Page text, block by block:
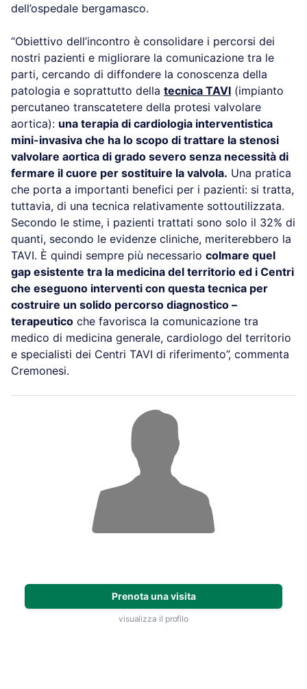
dell’ospedale bergamasco.
“Obiettivo dell’incontro è consolidare i percorsi dei
nostri pazienti e migliorare la comunicazione tra le
parti, cercando di diffondere la conoscenza della
patologia e soprattutto della tecnica TAVI (impianto
percutaneo transcatetere della protesi valvolare
aortica): una terapia di cardiologia interventistica
mini-invasiva che ha lo scopo di trattare la stenosi
valvolare aortica di grado severo senza necessità di
fermare il cuore per sostituire la valvola. Una pratica
che porta a importanti benefici per i pazienti: si tratta,
tuttavia, di una tecnica relativamente sottoutilizzata.
Secondo le stime, i pazienti trattati sono solo il 32% di
quanti, secondo le evidenze cliniche, meriterebbero la
TAVI. È quindi sempre più necessario colmare quel
gap esistente tra la medicina del territorio ed i Centri
che eseguono interventi con questa tecnica per
costruire un solido percorso diagnostico –
terapeutico che favorisca la comunicazione tra
medico di medicina generale, cardiologo del territorio
e specialisti dei Centri TAVI di riferimento”, commenta
Cremonesi.
Prenota una visita
visualizza il profilo